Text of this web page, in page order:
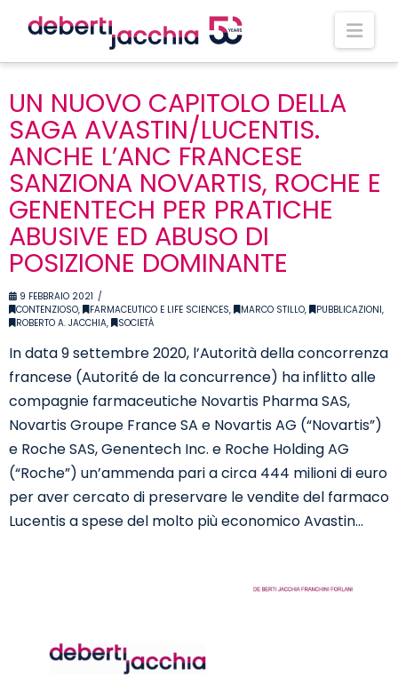
UN NUOVO CAPITOLO DELLA
SAGA AVASTIN/LUCENTIS.
ANCHE L’ANC FRANCESE
SANZIONA NOVARTIS, ROCHE E
GENENTECH PER PRATICHE
ABUSIVE ED ABUSO DI
POSIZIONE DOMINANTE
9 FEBBRAIO 2021
CONTENZIOSO, FARMACEUTICO E LIFE SCIENCES, MARCO STILLO, PUBBLICAZIONI,
ROBERTO A. JACCHIA, SOCIETÀ
In data 9 settembre 2020, l’Autorità della concorrenza
francese (Autorité de la concurrence) ha inflitto alle
compagnie farmaceutiche Novartis Pharma SAS,
Novartis Groupe France SA e Novartis AG (“Novartis”)
e Roche SAS, Genentech Inc. e Roche Holding AG
(“Roche”) un’ammenda pari a circa 444 milioni di euro
per aver cercato di preservare le vendite del farmaco
Lucentis a spese del molto più economico Avastin…